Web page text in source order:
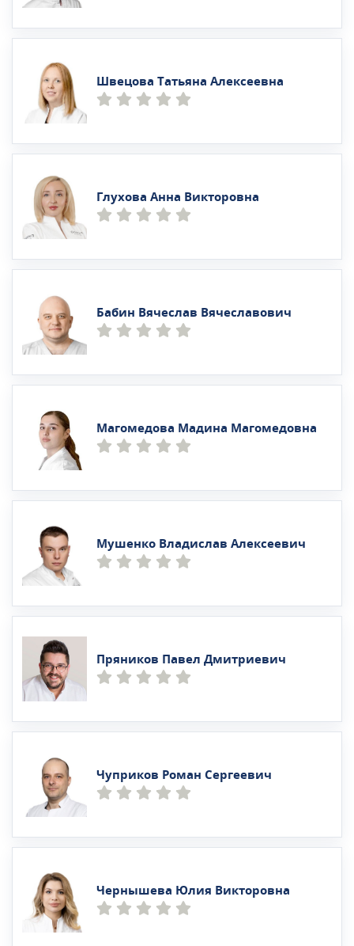
Швецова Татьяна Алексеевна
Глухова Анна Викторовна
Бабин Вячеслав Вячеславович
Магомедова Мадина Магомедовна
Мушенко Владислав Алексеевич
Пряников Павел Дмитриевич
Чуприков Роман Сергеевич
Чернышева Юлия Викторовна